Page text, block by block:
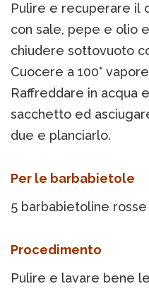
Pulire e recuperare il
con sale, pepe e olio
chiudere sottovuoto
Cuocere a 100°
Raffreddare in acqua
sacchetto ed
due e planciarlo.
Per le barbabietole
5 barbabietoline
Procedimento
Pulire e lavare bene